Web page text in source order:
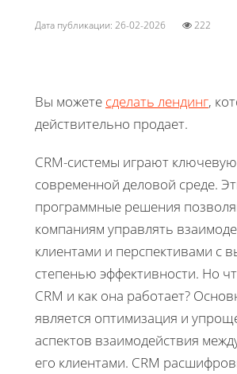
Дата публикации: 26-02-2026 222
Вы можете сделать лендинг,
действительно продает.
CRM-системы играют
современной деловой среде.
программные решения
компаниям управлять
клиентами и перспективами с
степенью эффективности. Но
CRM и как она работает?
является оптимизация и
аспектов взаимодействия
его клиентами. CRM